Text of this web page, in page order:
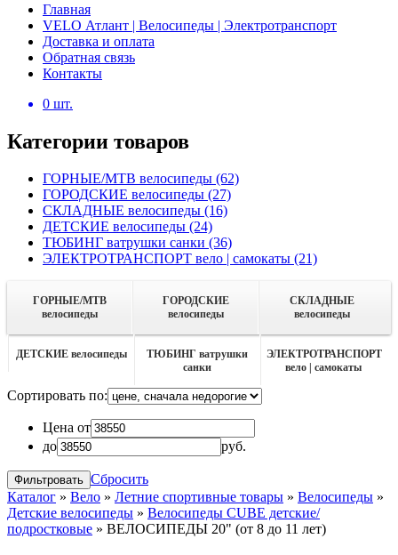
Главная
VELO Атлант | Велосипеды | Электротранспорт
Доставка и оплата
Обратная связь
Контакты
0 шт.
Категории товаров
ГОРНЫЕ/MTB велосипеды (62)
ГОРОДСКИЕ велосипеды (27)
СКЛАДНЫЕ велосипеды (16)
ДЕТСКИЕ велосипеды (24)
ТЮБИНГ ватрушки санки (36)
ЭЛЕКТРОТРАНСПОРТ вело | самокаты (21)
ГОРНЫЕ/MTB
велосипеды
ГОРОДСКИЕ
велосипеды
СКЛАДНЫЕ
велосипеды
ДЕТСКИЕ велосипеды
ТЮБИНГ ватрушки
санки
ЭЛЕКТРОТРАНСПОРТ
вело | самокаты
Сортировать по:
Цена от
до
руб.
Сбросить
Каталог » Вело » Летние спортивные товары » Велосипеды »
Детские велосипеды » Велосипеды CUBE детские/
подростковые » ВЕЛОСИПЕДЫ 20" (от 8 до 11 лет)